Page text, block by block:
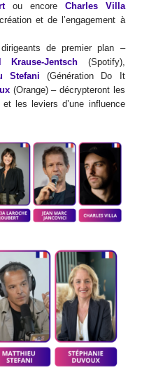
ou encore Charles Villa
et de l’engagement à
de premier plan –
Krause-Jentsch (Spotify),
Stefani (Génération Do It
(Orange) – décrypteront les
les leviers d’une influence